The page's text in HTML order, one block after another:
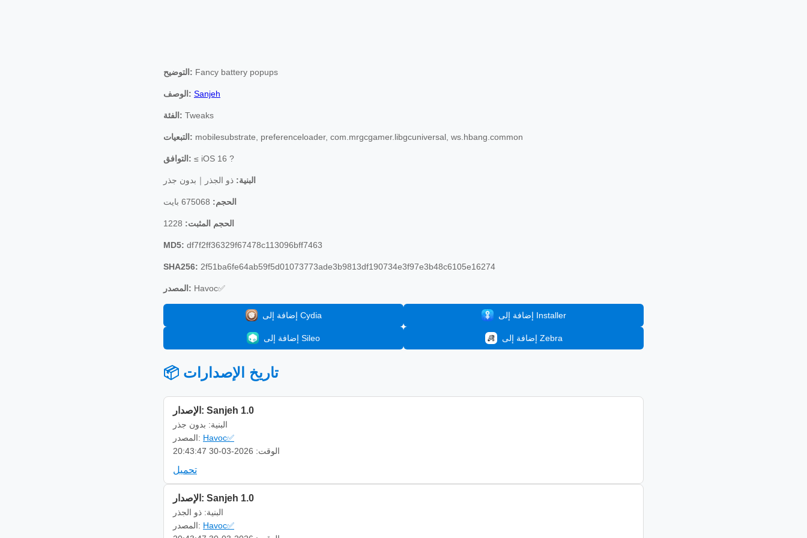
التوضيح: Fancy battery popups
الوصف: Sanjeh
الفئة: Tweaks
التبعيات: mobilesubstrate, preferenceloader, com.mrgcgamer.libgcuniversal, ws.hbang.common
التوافق: ≤ iOS 16 ?
البنية: ذو الجذر｜بدون جذر
الحجم:
الحجم المثبت:
MD5: df7f2ff36329f67478c113096bff7463
SHA256: 2f51ba6fe64ab59f5d01073773ade3b9813df190734e3f97e3b48c6105e16274
المصدر: Havoc✅
إضافة إلى Cydia إضافة إلى Installer
إضافة إلى Sileo إضافة إلى Zebra
📦 تاريخ الإصدارات
الإصدار: Sanjeh 1.0
البنية: بدون جذر
المصدر: Havoc✅
الوقت: 2026-03-30 20:43:47
تحميل
الإصدار: Sanjeh 1.0
البنية: ذو الجذر
المصدر: Havoc✅